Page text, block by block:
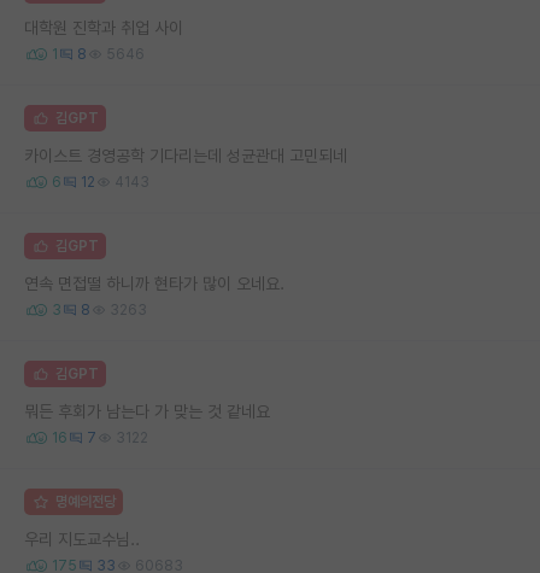
대학원 진학과 취업 사이
1 8 5646
김GPT
카이스트 경영공학 기다리는데 성균관대 고민되네
6 12 4143
김GPT
연속 면접떨 하니까 현타가 많이 오네요.
3 8 3263
김GPT
뭐든 후회가 남는다 가 맞는 것 같네요
16 7 3122
명예의전당
우리 지도교수님..
175 33 60683